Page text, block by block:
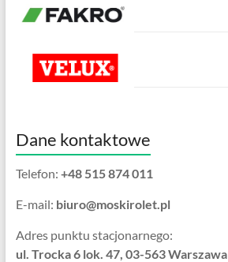
Dane kontaktowe
Telefon: +48 515 874 011
E-mail: biuro@moskirolet.pl
Adres punktu stacjonarnego:
ul. Trocka 6 lok. 47, 03-563 Warszawa